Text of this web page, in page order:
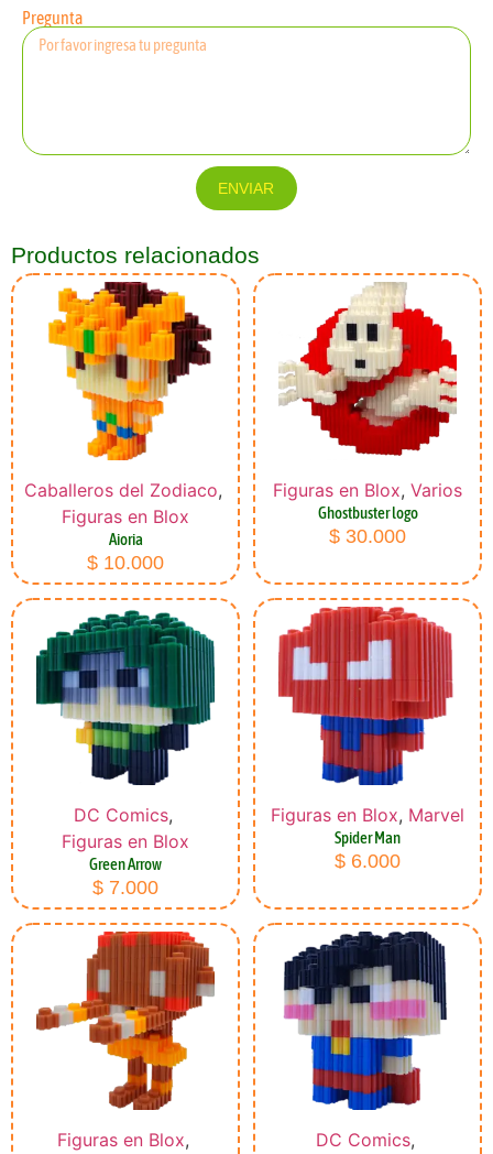
Pregunta
ENVIAR
Productos relacionados
Caballeros del Zodiaco,
Figuras en Blox
Aioria
$ 10.000
Figuras en Blox, Varios
Ghostbuster logo
$ 30.000
DC Comics,
Figuras en Blox
Green Arrow
$ 7.000
Figuras en Blox, Marvel
Spider Man
$ 6.000
Figuras en Blox,
DC Comics,